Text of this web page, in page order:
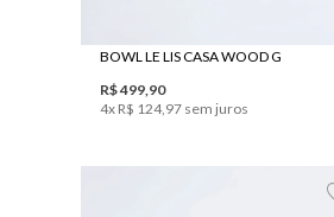
BOWL LE LIS CASA WOOD G
R$499, 90
4x R$ 124, 97sem juros